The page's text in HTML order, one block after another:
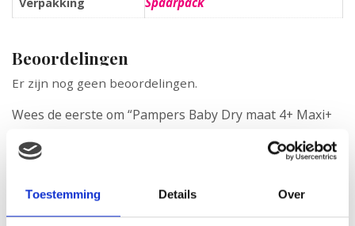
Toestemming Details Over
Beoordelingen
Er zijn nog geen beoordelingen.
Wees de eerste om “Pampers Baby Dry maat 4+ Maxi+
Je e-mailadres wordt niet gepubliceerd.
Vereiste velden zijn
Je waardering*